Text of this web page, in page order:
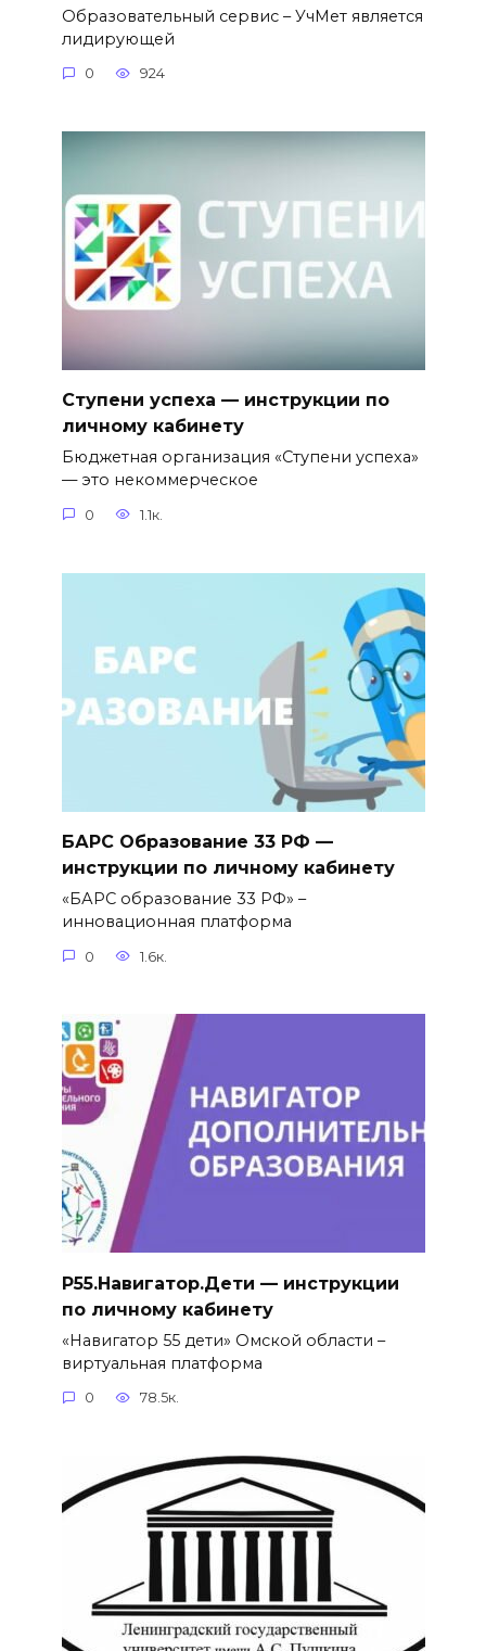
Образовательный сервис – УчМет является
лидирующей
0 924
Ступени успеха — инструкции по
личному кабинету
Бюджетная организация «Ступени успеха»
— это некоммерческое
0 1.1к.
БАРС Образование 33 РФ —
инструкции по личному кабинету
«БАРС образование 33 РФ» –
инновационная платформа
0 1.6к.
Р55.Навигатор.Дети — инструкции
по личному кабинету
«Навигатор 55 дети» Омской области –
виртуальная платформа
0 78.5к.